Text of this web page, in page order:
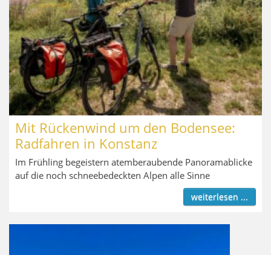
Mit Rückenwind um den Bodensee:
Radfahren in Konstanz
Im Frühling begeistern atemberaubende Panoramablicke
auf die noch schneebedeckten Alpen alle Sinne
weiterlesen ...